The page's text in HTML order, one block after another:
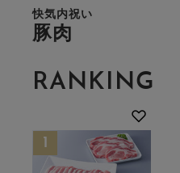
快気内祝い
豚肉
RANKING